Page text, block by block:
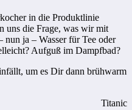
in die Produktlinie
uns die Frage, was wir mit
nun ja – Wasser für Tee oder
Aufguß im Dampfbad?
um es Dir dann brühwarm
Titanic